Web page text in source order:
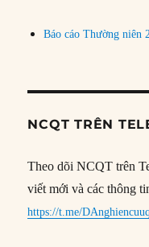
Báo cáo Thường niên
NCQT TRÊN
Theo dõi NCQT trên
viết mới và các thông
https://t.me/